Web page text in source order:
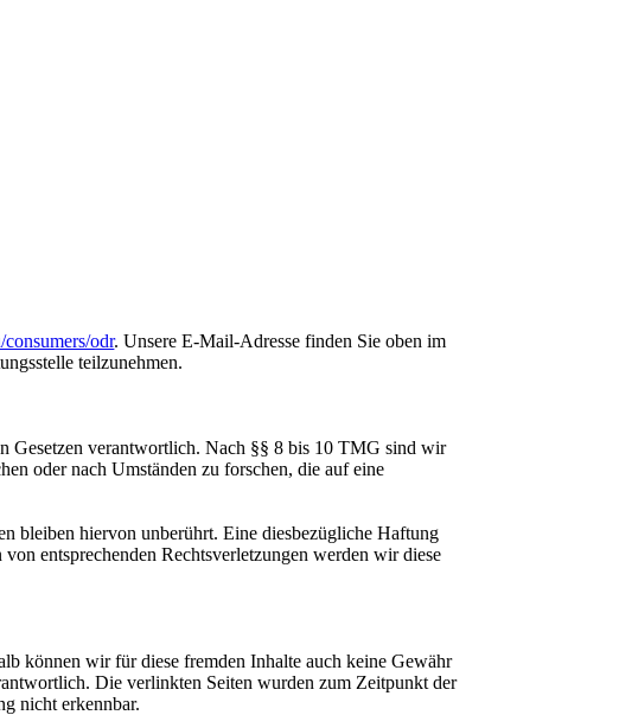
consumers/odr. Unsere E-Mail-Adresse finden Sie oben im
teilzunehmen.
Gesetzen verantwortlich. Nach §§ 8 bis 10 TMG sind wir
oder nach Umständen zu forschen, die auf eine
bleiben hiervon unberührt. Eine diesbezügliche Haftung
entsprechenden Rechtsverletzungen werden wir diese
können wir für diese fremden Inhalte auch keine Gewähr
Die verlinkten Seiten wurden zum Zeitpunkt der
nicht erkennbar.